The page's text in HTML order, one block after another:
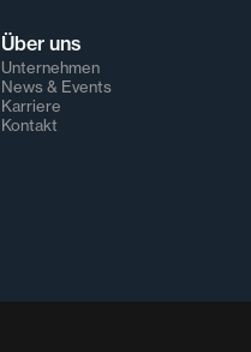
Über uns
Unternehmen
News & Events
Karriere
Kontakt